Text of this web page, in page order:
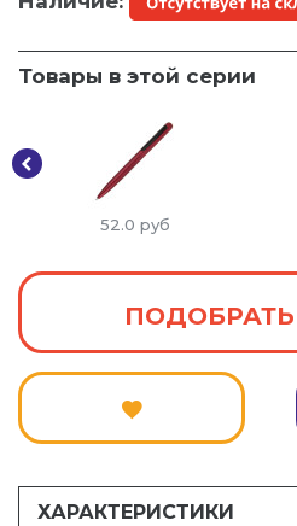
Товары в этой серии
52.0 руб
ХАРАКТЕРИСТИКИ